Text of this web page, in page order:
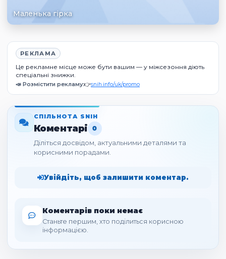
Маленька гірка
РЕКЛАМА
Це рекламне місце може бути вашим — у міжсезоння діють
спеціальні знижки.
📣 Розмістити рекламу:👉snih.info/uk/promo
СПІЛЬНОТА SNIH
Коментарі 0
Діліться досвідом, актуальними деталями та
корисними порадами.
Увійдіть, щоб залишити коментар.
Коментарів поки немає
Станьте першим, хто поділиться корисною
інформацією.